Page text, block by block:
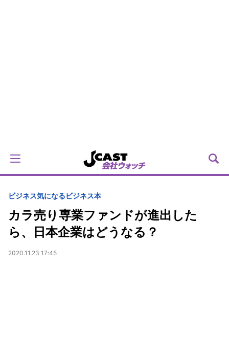
ビジネス気になるビジネス本
カラ売り専業ファンドが進出した
ら、日本企業はどうなる？
2020.11.23 17:45